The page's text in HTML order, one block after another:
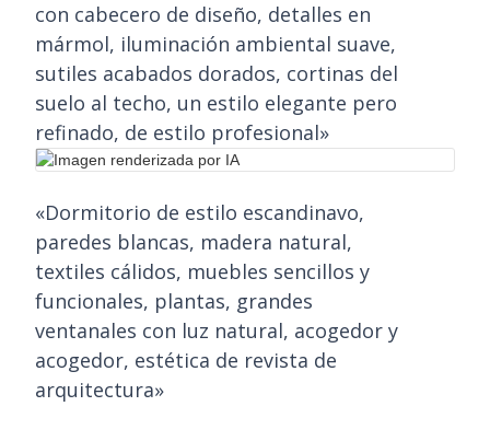
con cabecero de diseño, detalles en
mármol, iluminación ambiental suave,
sutiles acabados dorados, cortinas del
suelo al techo, un estilo elegante pero
refinado, de estilo profesional»
«Dormitorio de estilo escandinavo,
paredes blancas, madera natural,
textiles cálidos, muebles sencillos y
funcionales, plantas, grandes
ventanales con luz natural, acogedor y
acogedor, estética de revista de
arquitectura»